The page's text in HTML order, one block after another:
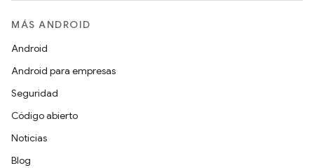
MÁS ANDROID
Android
Android para empresas
Seguridad
Código abierto
Noticias
Blog